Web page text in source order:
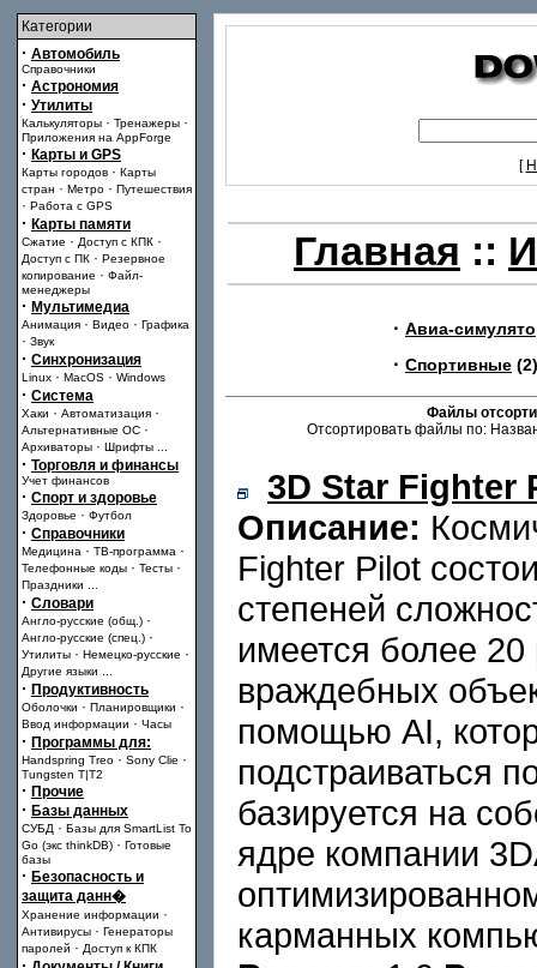
Категории
· Автомобиль
Справочники
· Астрономия
· Утилиты
Калькуляторы · Тренажеры ·
Приложения на AppForge
· Карты и GPS
Карты городов · Карты
стран · Метро · Путешествия
· Работа с GPS
· Карты памяти
Сжатие · Доступ с КПК ·
Доступ с ПК · Резервное
копирование · Файл-
менеджеры
· Мультимедиа
Анимация · Видео · Графика
· Звук
· Синхронизация
Linux · MacOS · Windows
· Система
Хаки · Автоматизация ·
Альтернативные ОС ·
Архиваторы · Шрифты
· Торговля и финансы
Учет финансов
· Спорт и здоровье
Здоровье · Футбол
· Справочники
Медицина · ТВ-программа ·
Телефонные коды · Тесты ·
Праздники
· Словари
Англо-русские (общ.) ·
Англо-русские (спец.) ·
Утилиты · Немецко-русские ·
Другие языки
· Продуктивность
Оболочки · Планировщики ·
Ввод информации · Часы
· Программы для:
Handspring Treo · Sony Clie ·
Tungsten T|T2
· Прочие
· Базы данных
СУБД · Базы для SmartList To
Go (экс thinkDB) · Готовые
базы
· Безопасность и
защита данн�
Хранение информации ·
Антивирусы · Генераторы
паролей · Доступ к КПК
[
Главная ::
· Авиа-
· Спортивные (2)
Файлы
Отсортировать файлы по:
3D Star Fighter
Описание:
Fighter Pilot
степеней
имеется более
враждебных
помощью AI,
подстраиваться
базируется на
ядре компании
карманных